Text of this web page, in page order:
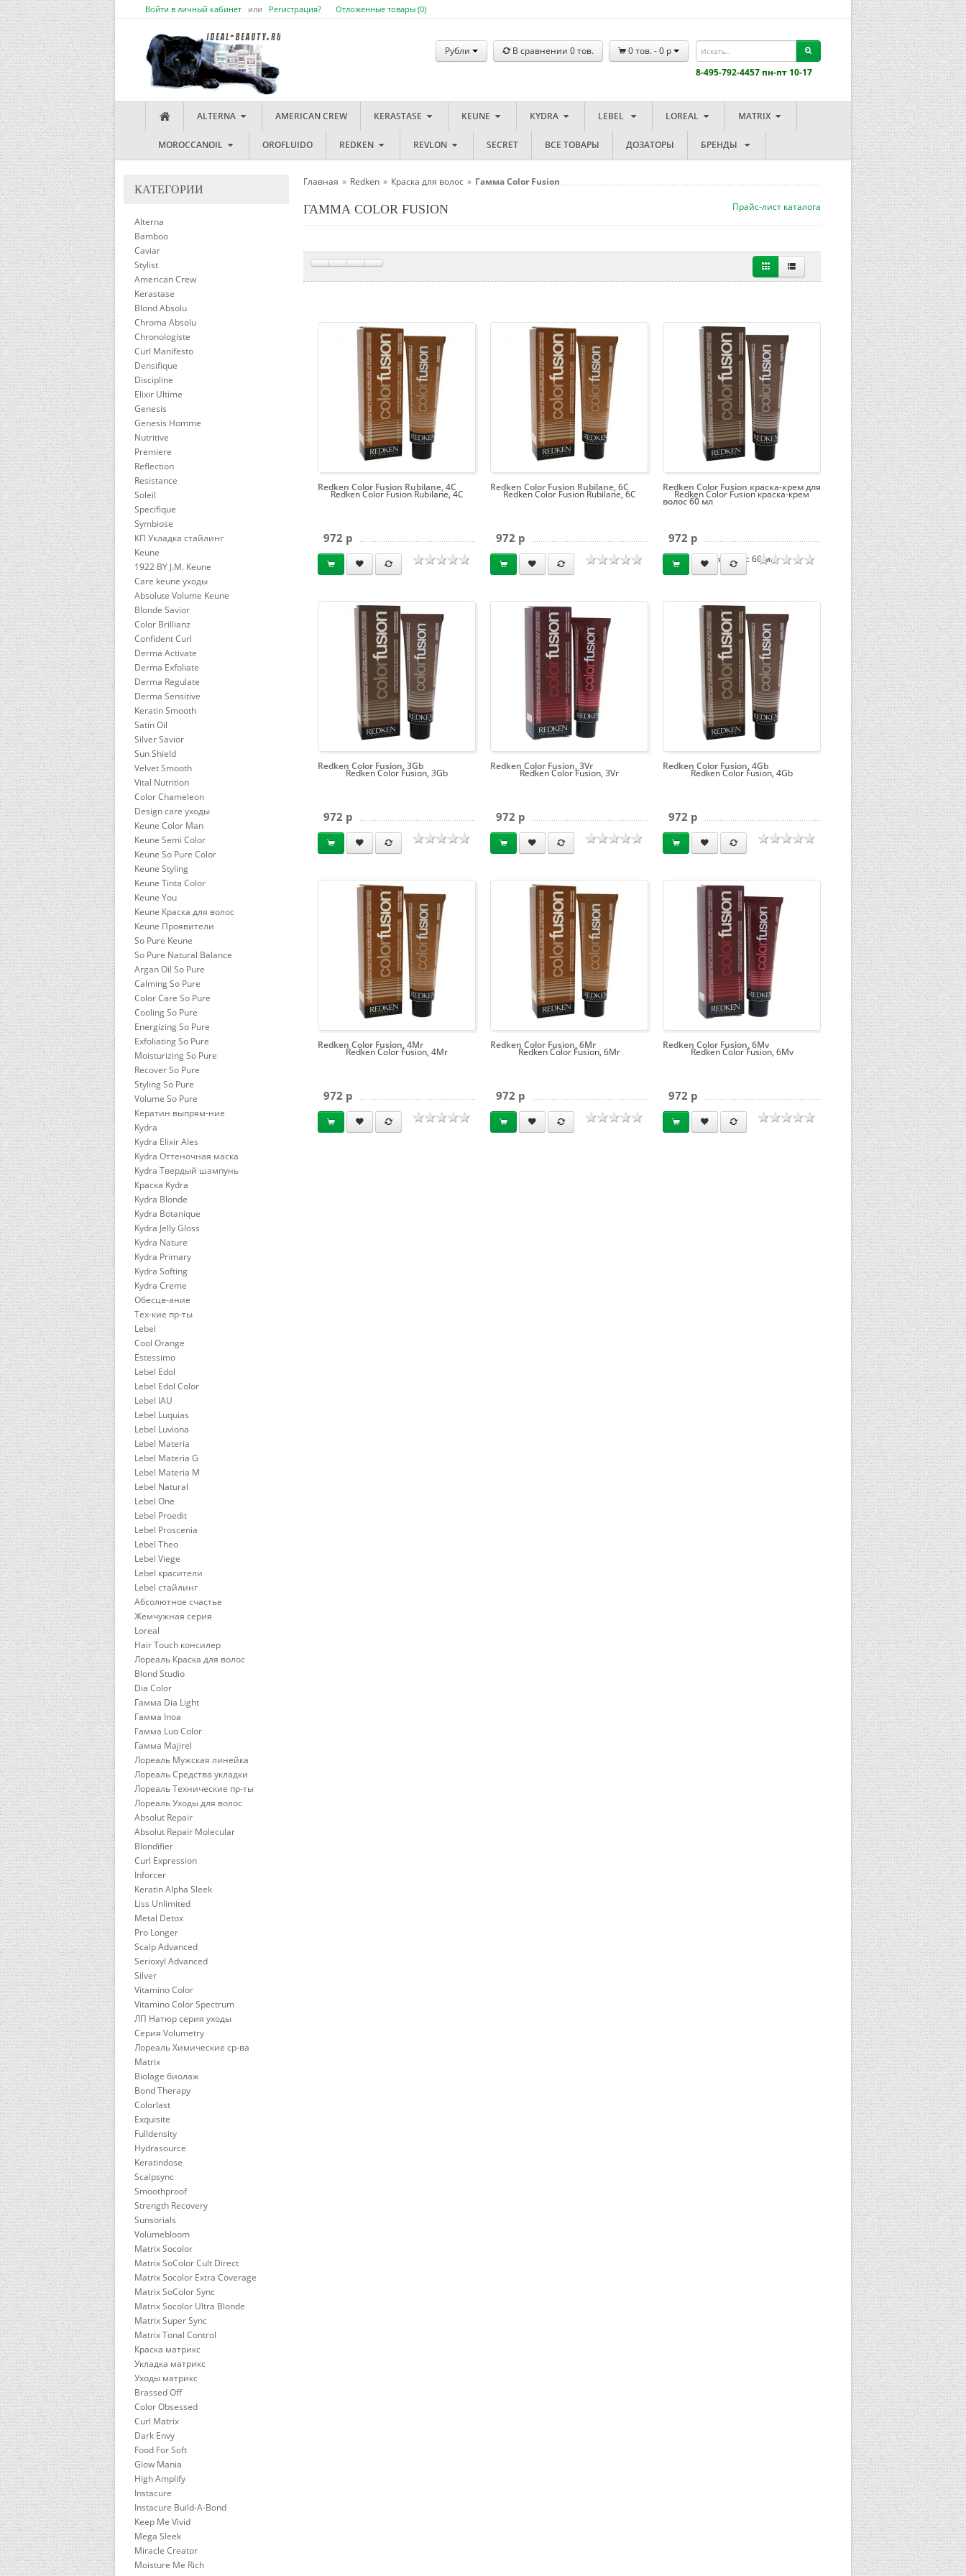
Войти в личный кабинет или Регистрация? Отложенные товары (0)
8-495-792-4457 пн-пт 10-17
Рубли В сравнении 0тов. 0тов. -0 p
ALTERNA AMERICAN CREW KERASTASE KEUNE KYDRA LEBEL LOREAL MATRIX
MOROCCANOIL OROFLUIDO REDKEN REVLON SECRET ВСЕ ТОВАРЫ ДОЗАТОРЫ БРЕНДЫ
КАТЕГОРИИ
Alterna
Bamboo
Caviar
Stylist
American Crew
Kerastase
Blond Absolu
Chroma Absolu
Chronologiste
Curl Manifesto
Densifique
Discipline
Elixir Ultime
Genesis
Genesis Homme
Nutritive
Premiere
Reflection
Resistance
Soleil
Specifique
Symbiose
КП Укладка стайлинг
Keune
1922 BY J.M. Keune
Care keune уходы
Absolute Volume Keune
Blonde Savior
Color Brillianz
Confident Curl
Derma Activate
Derma Exfoliate
Derma Regulate
Derma Sensitive
Keratin Smooth
Satin Oil
Silver Savior
Sun Shield
Velvet Smooth
Vital Nutrition
Color Chameleon
Design care уходы
Keune Color Man
Keune Semi Color
Keune So Pure Color
Keune Styling
Keune Tinta Color
Keune You
Keune Краска для волос
Keune Проявители
So Pure Keune
So Pure Natural Balance
Argan Oil So Pure
Calming So Pure
Color Care So Pure
Cooling So Pure
Energizing So Pure
Exfoliating So Pure
Moisturizing So Pure
Recover So Pure
Styling So Pure
Volume So Pure
Кератин выпрям-ние
Kydra
Kydra Elixir Ales
Kydra Оттеночная маска
Kydra Твердый шампунь
Краска Kydra
Kydra Blonde
Kydra Botanique
Kydra Jelly Gloss
Kydra Nature
Kydra Primary
Kydra Softing
Kydra Сreme
Обесцв-ание
Тех-кие пр-ты
Lebel
Cool Orange
Estessimo
Lebel Edol
Lebel Edol Color
Lebel IAU
Lebel Luquias
Lebel Luviona
Lebel Materia
Lebel Materia G
Lebel Materia M
Lebel Natural
Lebel One
Lebel Proedit
Lebel Proscenia
Lebel Theo
Lebel Viege
Lebel красители
Lebel стайлинг
Абсолютное счастье
Жемчужная серия
Loreal
Hair Touch консилер
Лореаль Краска для волос
Blond Studio
Dia Color
Гамма Dia Light
Гамма Inoa
Гамма Luo Color
Гамма Majirel
Лореаль Мужская линейка
Лореаль Средства укладки
Лореаль Технические пр-ты
Лореаль Уходы для волос
Absolut Repair
Absolut Repair Molecular
Blondifier
Curl Expression
Inforcer
Keratin Alpha Sleek
Liss Unlimited
Metal Detox
Pro Longer
Scalp Advanced
Serioxyl Advanced
Silver
Vitamino Color
Vitamino Color Spectrum
ЛП Натюр серия уходы
Серия Volumetry
Лореаль Химические ср-ва
Matrix
Biolage биолаж
Bond Therapy
Colorlast
Exquisite
Fulldensity
Hydrasource
Keratindose
Scalpsync
Smoothproof
Strength Recovery
Sunsorials
Volumebloom
Matrix Socolor
Matrix SoColor Cult Direct
Matrix Socolor Extra Coverage
Matrix SoColor Sync
Matrix Socolor Ultra Blonde
Matrix Super Sync
Matrix Tonal Control
Краска матрикс
Укладка матрикс
Уходы матрикс
Brassed Off
Color Obsessed
Curl Matrix
Dark Envy
Food For Soft
Glow Mania
High Amplify
Instacure
Instacure Build-A-Bond
Keep Me Vivid
Mega Sleek
Miracle Creator
Moisture Me Rich
Главная » Redken » Краска для волос » Гамма Color Fusion
Прайс-лист каталога
ГАММА COLOR FUSION
Redken Color Fusion Rubilane, 4C
Redken Color Fusion Rubilane, 4C
972 p
Redken Color Fusion Rubilane, 6C
Redken Color Fusion Rubilane, 6C
972 p
Redken Color Fusion краска-крем
для волос 60 мл
Redken Color Fusion краска-крем для
волос 60 мл
972 p
Redken Color Fusion, 3Gb
Redken Color Fusion, 3Gb
972 p
Redken Color Fusion, 3Vr
Redken Color Fusion, 3Vr
972 p
Redken Color Fusion, 4Gb
Redken Color Fusion, 4Gb
972 p
Redken Color Fusion, 4Mr
Redken Color Fusion, 4Mr
972 p
Redken Color Fusion, 6Mr
Redken Color Fusion, 6Mr
972 p
Redken Color Fusion, 6Mv
Redken Color Fusion, 6Mv
972 p